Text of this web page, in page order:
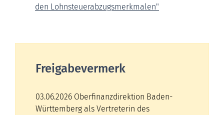
den Lohnsteuerabzugsmerkmalen"
Freigabevermerk
03.06.2026 Oberfinanzdirektion Baden-
Württemberg als Vertreterin des